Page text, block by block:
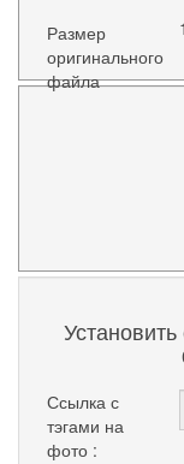
Размер
оригинального
файла
Ссылка с
тэгами на
фото :